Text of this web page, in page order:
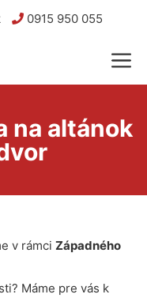
0915 950 055
na altánok
v rámci Západného
Máme pre vás k